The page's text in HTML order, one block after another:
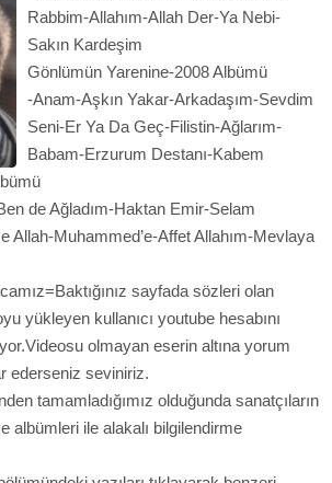
Rabbim-Allahım-Allah Der-Ya Nebi-
Sakın Kardeşim
Gönlümün Yarenine-2008 Albümü
-Anam-Aşkın Yakar-Arkadaşım-Sevdim
Seni-Er Ya Da Geç-Filistin-Ağlarım-
Babam-Erzurum Destanı-Kabem
de Ağladım-Haktan Emir-Selam
Allah-Muhammed’e-Affet Allahım-Mevlaya
sayfada sözleri olan
yükleyen kullanıcı youtube hesabını
olmayan eserin altına yorum
ederseniz seviniriz.
tamamladığımız olduğunda sanatçıların
albümleri ile alakalı bilgilendirme